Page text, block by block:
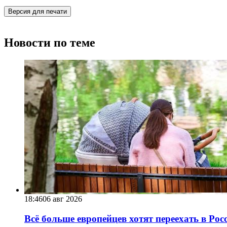
Версия для печати
Новости по теме
18:4606 авг 2026
Всё больше европейцев хотят переехать в